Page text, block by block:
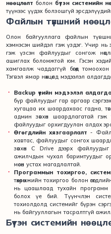
нөөцлөлт болон бүтэн системийн
түүнээс үүдэх болзошгүй
Файлын түвшний
Олон байгууллага файлын
хэмнэсэн шийдэл гэж үздэг. Учир нь
гэж үзсэн файлуудыг сонгож
ашиглах боломжтой юм. Гэсэн
хамгаалж чаддаггүй бөгөөд
Тэгвэл ямар нөхцөлд мэдээлэл
Backup үеийн мэдээлэл
бүр файлуудыг гар аргаар сэргээх
хугацаа их шаардахаас гадна,
админ зөвхөн шаардлагатай гэж
файлуудыг орхигдуулан алдах
Өгөгдлийн хязгаарлалт -
хавтас, файлуудыг сонгох
зөвхөн C Drive дээрх
ажилчдын чухал баримтуудыг
мөсөн устах магадлалтай.
Программын тохиргоо,
төхөөрөмжийн тохиргоо болон
нь цаашлаад тухайн программ
болох үе бий. Түүнчлэн
тохиолдолд системийг бүрэн
нь байгууллагын тасралтгүй
Бүтэн системийн